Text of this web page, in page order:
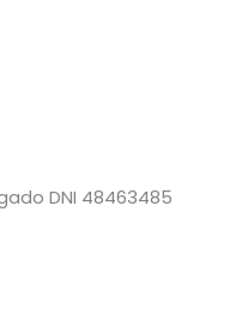
DNI 48463485